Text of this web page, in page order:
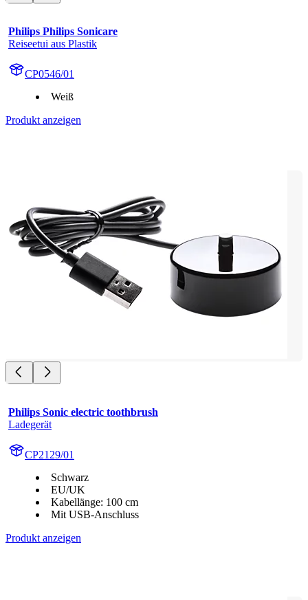
Philips Philips Sonicare
Reiseetui aus Plastik
CP0546/01
Weiß
Produkt anzeigen
Philips Sonic electric toothbrush
Ladegerät
CP2129/01
Schwarz
EU/UK
Kabellänge: 100 cm
Mit USB-Anschluss
Produkt anzeigen